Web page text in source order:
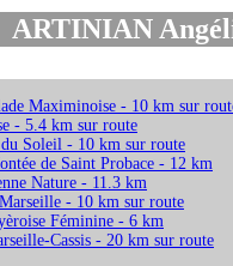
ARTINIAN
Maximinoise - 10 km sur
- 5.4 km sur route
du Soleil - 10 km sur route
de Saint Probace - 12 km
Nature - 11.3 km
- 10 km sur route
Féminine - 6 km
Cassis - 20 km sur route